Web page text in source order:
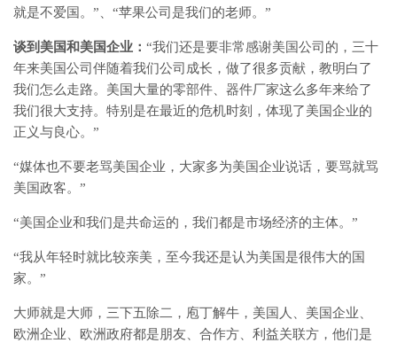
就是不爱国。”、“苹果公司是我们的老师。”
谈到美国和美国企业： “我们还是要非常感谢美国公司的，三十
年来美国公司伴随着我们公司成长，做了很多贡献，教明白了
我们怎么走路。美国大量的零部件、器件厂家这么多年来给了
我们很大支持。特别是在最近的危机时刻，体现了美国企业的
正义与良心。”
“媒体也不要老骂美国企业，大家多为美国企业说话，要骂就骂
美国政客。”
“美国企业和我们是共命运的，我们都是市场经济的主体。”
“我从年轻时就比较亲美，至今我还是认为美国是很伟大的国
家。”
大师就是大师，三下五除二，庖丁解牛，美国人、美国企业、
欧洲企业、欧洲政府都是朋友、合作方、利益关联方，他们是